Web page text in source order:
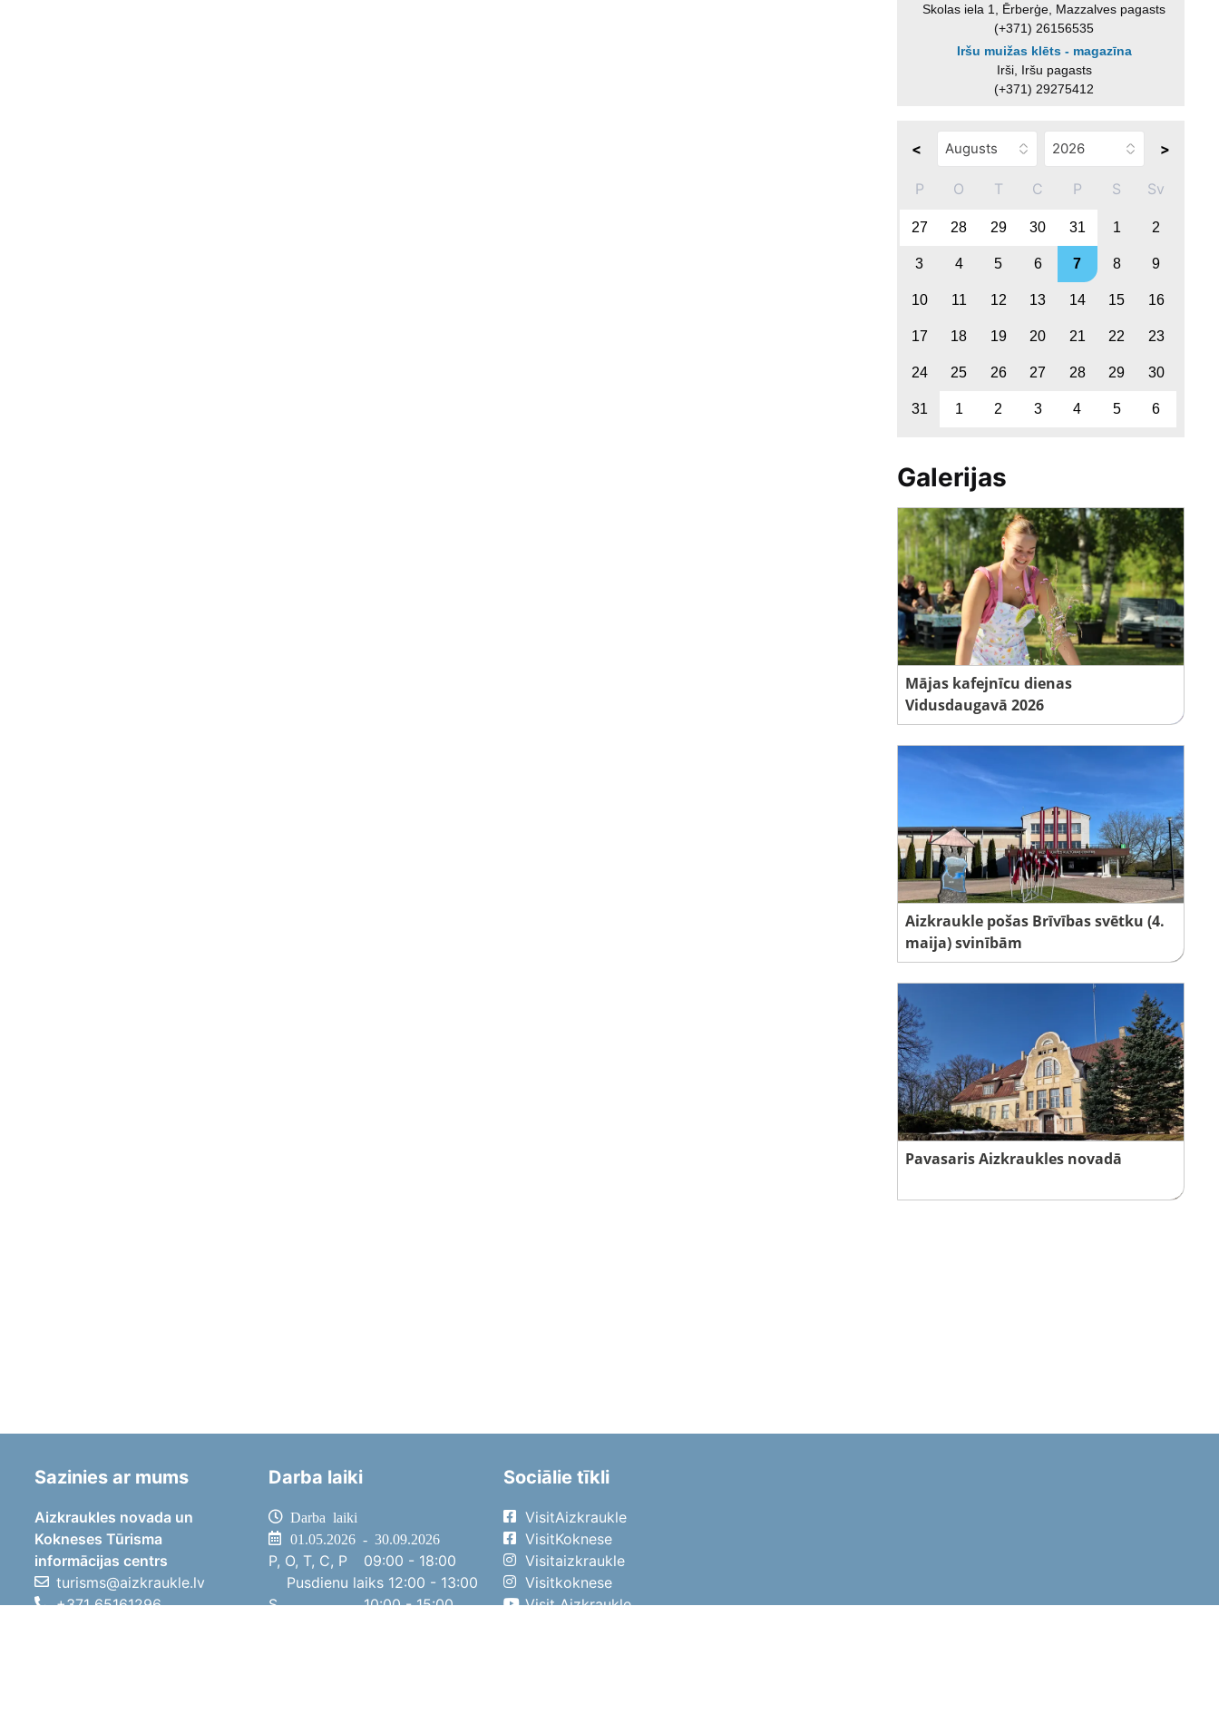
Skolas iela 1, Ērberģe, Mazzalves pagasts
(+371) 26156535
Iršu muižas klēts - magazīna
Irši, Iršu pagasts
(+371) 29275412
< >
P O T C P S Sv
27 28 29 30 31 1 2
3 4 5 6 7 8 9
10 11 12 13 14 15 16
17 18 19 20 21 22 23
24 25 26 27 28 29 30
31 1 2 3 4 5 6
Galerijas
Mājas kafejnīcu dienas
Vidusdaugavā 2026
Aizkraukle pošas Brīvības svētku (4.
maija) svinībām
Pavasaris Aizkraukles novadā
Sazinies ar mums
Aizkraukles novada un
Kokneses Tūrisma
informācijas centrs
turisms@aizkraukle.lv
+371 65161296
Darba laiki
Darba laiki
01.05.2026 - 30.09.2026
P, O, T, C, P
09:00 - 18:00
Pusdienu laiks 12:00 - 13:00
S
10:00 - 15:00
Sociālie tīkli
VisitAizkraukle
VisitKoknese
Visitaizkraukle
Visitkoknese
Visit Aizkraukle